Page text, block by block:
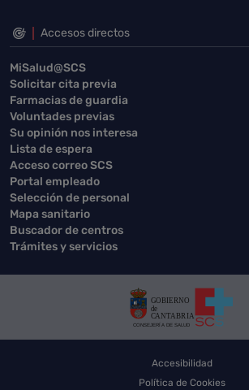
Accesos directos
MiSalud@SCS
Solicitar cita previa
Farmacias de guardia
Voluntades previas
Su opinión nos interesa
Lista de espera
Acceso correo SCS
Portal empleado
Selección de personal
Mapa sanitario
Buscador de centros
Trámites y servicios
Accesibilidad
Política de Cookies